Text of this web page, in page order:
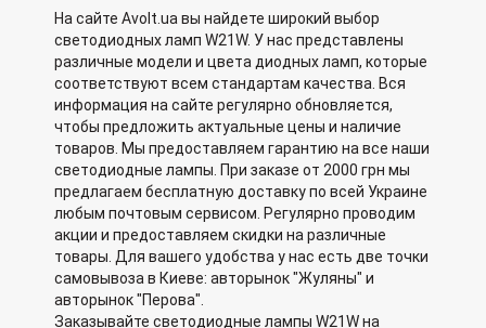
На сайте Avolt.ua вы найдете широкий выбор
светодиодных ламп W21W. У нас представлены
различные модели и цвета диодных ламп, которые
соответствуют всем стандартам качества. Вся
информация на сайте регулярно обновляется,
чтобы предложить актуальные цены и наличие
товаров. Мы предоставляем гарантию на все наши
светодиодные лампы. При заказе от 2000 грн мы
предлагаем бесплатную доставку по всей Украине
любым почтовым сервисом. Регулярно проводим
акции и предоставляем скидки на различные
товары. Для вашего удобства у нас есть две точки
самовывоза в Киеве: авторынок "Жуляны" и
авторынок "Перова".
Заказывайте светодиодные лампы W21W на